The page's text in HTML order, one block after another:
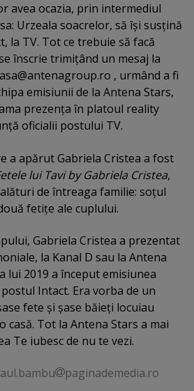
avea ocazia, prin intermediul
Urzeala soacrelor, să îşi susţină
la TV. Tot ce trebuie să facă
înscrie trimiţând un mesaj la
, urmând a fi
emisiunii de la Antena Stars,
prezenţa în platoul reality
oficialii postului TV.
a apărut Gabriela Cristea a fost
lui Tavi by Gabriela Cristea,
de întreaga familie: soţul
fetiţe ale cuplului.
Gabriela Cristea a prezentat
la Kanal D sau la Antena
lui 2019 a început emisiunea
postul Intact. Era vorba de un
fete şi şase băieţi locuiau
casă. Tot la Antena Stars a mai
Te iubesc de nu te vezi.
paginademedia.ro